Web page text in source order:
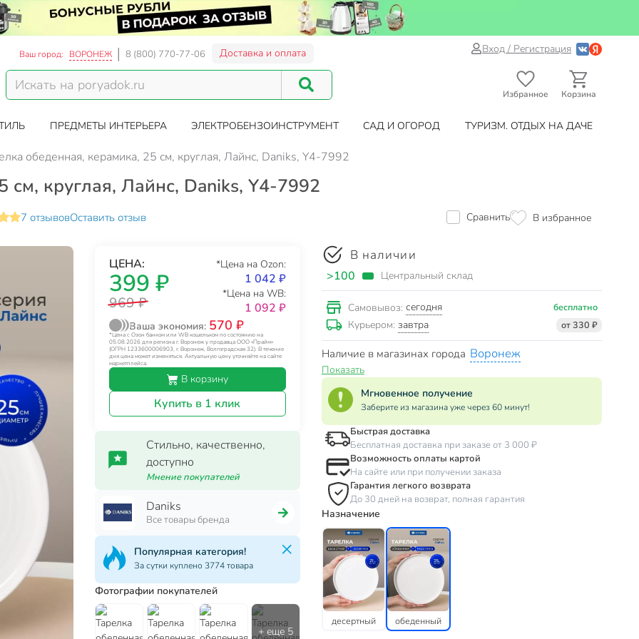
Ваш город: ВОРОНЕЖ 8 (800) 770-77-06 Доставка и оплата Вход / Регистрация
Избранное Корзина
ПРЕДМЕТЫ ИНТЕРЬЕРА ЭЛЕКТРОБЕНЗОИНСТРУМЕНТ САД И ОГОРОД ТУРИЗМ. ОТДЫХ НА ДАЧЕ
обеденная, керамика, 25 см, круглая, Лайнс, Daniks, Y4-7992
см, круглая, Лайнс, Daniks, Y4-7992
7 отзывовОставить отзыв Сравнить В избранное
ЦЕНА:
399 ₽
969 ₽
*Цена на Ozon:
1 042 ₽
*Цена на WB:
1 092 ₽
Ваша экономия: 570 ₽
*Цена с Озон банком или WB кошельком по состоянию на
05.08.2026 для региона г. Воронеж у продавца ООО «Прайм»
(ОГРН 1233600006903, г. Воронеж, Волгоградская 32). В течение
дня цена может изменяться. Актуальную цену уточняйте на сайте
маркетплейса.
В корзину
Купить в 1 клик
Стильно, качественно,
доступно
Мнение покупателей
Daniks
Все товары бренда
Популярная категория!
За сутки куплено 3774 товара
Фотографии покупателей
В наличии
>100 Центральный склад
Самовывоз: сегодня бесплатно
Курьером: завтра от 330 ₽
Наличие в магазинах города Воронеж
Показать
Мгновенное получение
Заберите из магазина уже через 60 минут!
Быстрая доставка
Бесплатная доставка при заказе от 3 000 ₽
Возможность оплаты картой
На сайте или при получении заказа
Гарантия легкого возврата
До 30 дней на возврат, полная гарантия
Назначение
десертный обеденный